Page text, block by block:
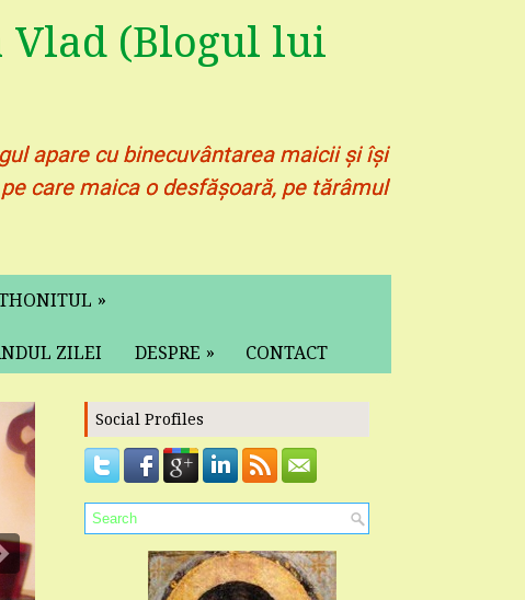
(Blogul lui
apare cu binecuvântarea maicii și își
care maica o desfășoară, pe tărâmul
»
ZILEI DESPRE » CONTACT
Social Profiles